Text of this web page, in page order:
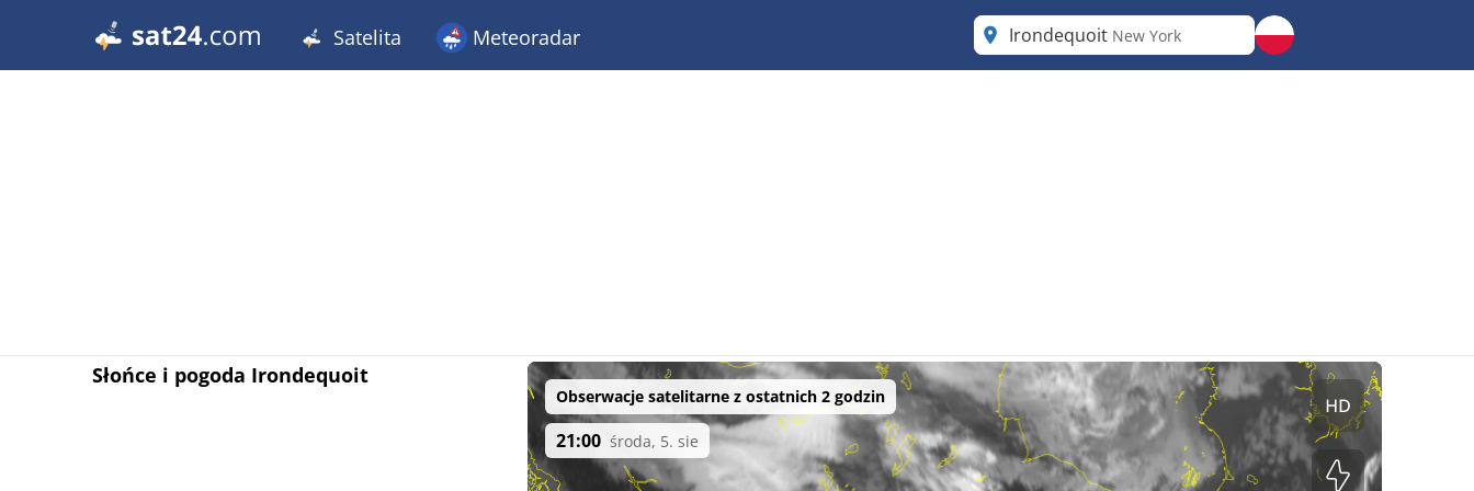
Satelita Meteoradar Irondequoit New York
Słońce i pogoda Irondequoit
Obserwacje satelitarne z ostatnich 2 godzin
21:00 środa, 5. sie